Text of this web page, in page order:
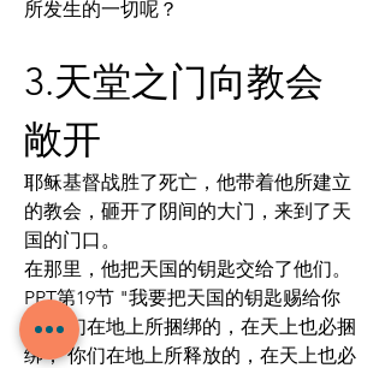
所发生的一切呢？
3.天堂之门向教会
敞开
耶稣基督战胜了死亡，他带着他所建立
的教会，砸开了阴间的大门，来到了天
国的门口。
在那里，他把天国的钥匙交给了他们。
PPT第19节 "我要把天国的钥匙赐给你
们 你们在地上所捆绑的，在天上也必捆
绑； 你们在地上所释放的，在天上也必